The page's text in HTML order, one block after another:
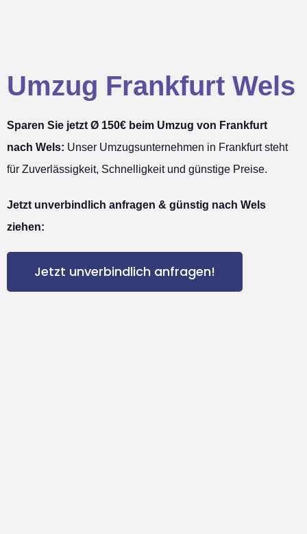
Umzug Frankfurt Wels
Sparen Sie jetzt Ø 150€ beim Umzug von Frankfurt
nach Wels: Unser Umzugsunternehmen in Frankfurt steht
für Zuverlässigkeit, Schnelligkeit und günstige Preise.
Jetzt unverbindlich anfragen & günstig nach Wels
ziehen:
Jetzt unverbindlich anfragen!